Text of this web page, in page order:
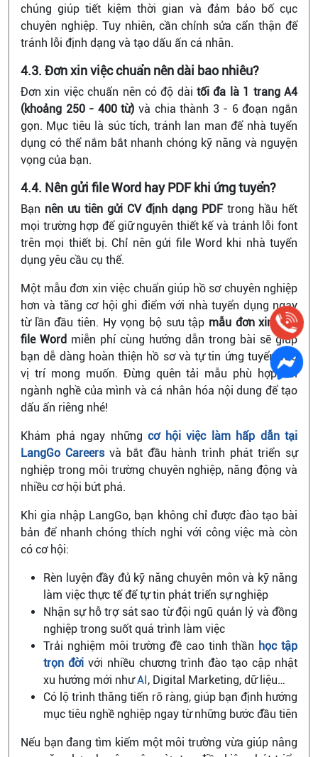
chúng giúp tiết kiệm thời gian và đảm bảo bố cục
chuyên nghiệp. Tuy nhiên, cần chỉnh sửa cẩn thận để
tránh lỗi định dạng và tạo dấu ấn cá nhân.
4.3. Đơn xin việc chuẩn nên dài bao nhiêu?
Đơn xin việc chuẩn nên có độ dàitối đa là 1 trang A4
(khoảng 250 - 400 từ) và chia thành 3 - 6 đoạn ngắn
gọn. Mục tiêu là súc tích, tránh lan man để nhà tuyển
dụng có thể nắm bắt nhanh chóng kỹ năng và nguyện
vọng của bạn.
4.4. Nên gửi file Word hay PDF khi ứng tuyển?
Bạn nên ưu tiên gửi CV định dạng PDF trong hầu hết
mọi trường hợp để giữ nguyên thiết kế và tránh lỗi font
trên mọi thiết bị. Chỉ nên gửi file Word khi nhà tuyển
dụng yêu cầu cụ thể.
Một mẫu đơn xin việc chuẩn giúp hồ sơ chuyên nghiệp
hơn và tăng cơ hội ghi điểm với nhà tuyển dụng ngay
từ lần đầu tiên. Hy vọng bộ sưu tập mẫu đơn xin việc
file Word miễn phí cùng hướng dẫn trong bài sẽ giúp
bạn dễ dàng hoàn thiện hồ sơ và tự tin ứng tuyển vào
vị trí mong muốn. Đừng quên tải mẫu phù hợp với
ngành nghề của mình và cá nhân hóa nội dung để tạo
dấu ấn riêng nhé!
Khám phá ngay những cơ hội việc làm hấp dẫn tại
LangGo Careersvà bắt đầu hành trình phát triển sự
nghiệp trong môi trường chuyên nghiệp, năng động và
nhiều cơ hội bứt phá.
Khi gia nhập LangGo, bạn không chỉ được đào tạo bài
bản để nhanh chóng thích nghi với công việc mà còn
có cơ hội:
Rèn luyện đầy đủ kỹ năng chuyên môn và kỹ năng
làm việc thực tế để tự tin phát triển sự nghiệp
Nhận sự hỗ trợ sát sao từ đội ngũ quản lý và đồng
nghiệp trong suốt quá trình làm việc
Trải nghiệm môi trường đề cao tinh thần học tập
trọn đờivới nhiều chương trình đào tạo cập nhật
xu hướng mới nhưAI , Digital Marketing, dữ liệu…
Có lộ trình thăng tiến rõ ràng, giúp bạn định hướng
mục tiêu nghề nghiệp ngay từ những bước đầu tiên
Nếu bạn đang tìm kiếm một môi trường vừa giúp nâng